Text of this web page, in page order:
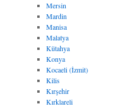
Mersin
Mardin
Manisa
Malatya
Kütahya
Konya
Kocaeli (İzmit)
Kilis
Kırşehir
Kırklareli